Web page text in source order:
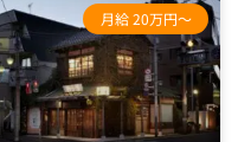
月給 20万円～